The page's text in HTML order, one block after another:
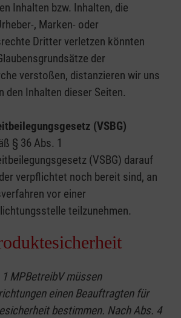
Inhalten bzw. Inhalten, die
, Marken- oder
Dritter verletzen könnten
der
verstoßen, distanzieren wir uns
den Inhalten dieser Seiten.
(VSBG)
§ 36 Abs. 1
(VSBG) darauf
verpflichtet noch bereit sind, an
vor einer
teilzunehmen.
MPBetreibV müssen
einen Beauftragten für
bestimmen. Nach Abs. 4